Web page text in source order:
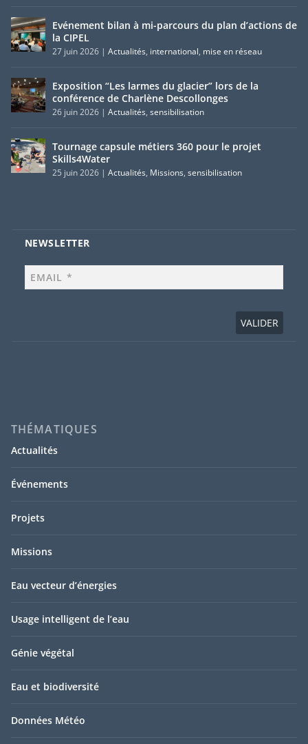
Evénement bilan à mi-parcours du plan d’actions de
la CIPEL
27 juin 2026| Actualités, international, mise en réseau
Exposition “Les larmes du glacier” lors de la
conférence de Charlène Descollonges
26 juin 2026| Actualités, sensibilisation
Tournage capsule métiers 360 pour le projet
Skills4Water
25 juin 2026| Actualités, Missions, sensibilisation
NEWSLETTER
THÉMATIQUES
Actualités
Événements
Projets
Missions
Eau vecteur d’énergies
Usage intelligent de l’eau
Génie végétal
Eau et biodiversité
Données Météo